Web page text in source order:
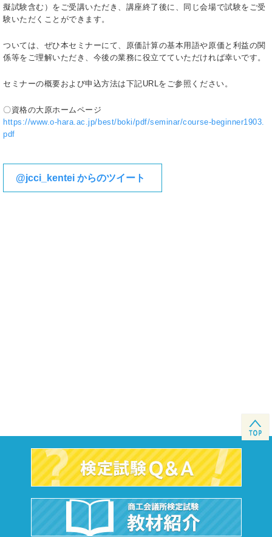
擬試験含む）をご受講いただき、講座終了後に、同じ会場で試験をご受
験いただくことができます。
ついては、ぜひ本セミナーにて、原価計算の基本用語や原価と利益の関
係等をご理解いただき、今後の業務に役立てていただければ幸いです。
セミナーの概要および申込方法は下記URLをご参照ください。
〇資格の大原ホームページ
https://www.o-hara.ac.jp/best/boki/pdf/seminar/course-beginner1903.
pdf
@jcci_kentei からのツイート